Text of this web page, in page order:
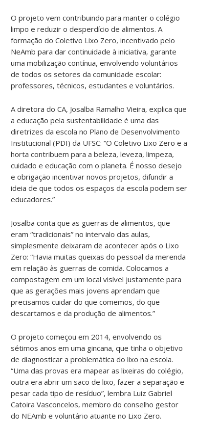
O projeto vem contribuindo para manter o colégio
limpo e reduzir o desperdício de alimentos. A
formação do Coletivo Lixo Zero, incentivado pelo
NeAmb para dar continuidade à iniciativa, garante
uma mobilização contínua, envolvendo voluntários
de todos os setores da comunidade escolar:
professores, técnicos, estudantes e voluntários.
A diretora do CA, Josalba Ramalho Vieira, explica que
a educação pela sustentabilidade é uma das
diretrizes da escola no Plano de Desenvolvimento
Institucional (PDI) da UFSC: “O Coletivo Lixo Zero e a
horta contribuem para a beleza, leveza, limpeza,
cuidado e educação com o planeta. É nosso desejo
e obrigação incentivar novos projetos, difundir a
ideia de que todos os espaços da escola podem ser
educadores.”
Josalba conta que as guerras de alimentos, que
eram “tradicionais” no intervalo das aulas,
simplesmente deixaram de acontecer após o Lixo
Zero: “Havia muitas queixas do pessoal da merenda
em relação às guerras de comida. Colocamos a
compostagem em um local visível justamente para
que as gerações mais jovens aprendam que
precisamos cuidar do que comemos, do que
descartamos e da produção de alimentos.”
O projeto começou em 2014, envolvendo os
sétimos anos em uma gincana, que tinha o objetivo
de diagnosticar a problemática do lixo na escola.
“Uma das provas era mapear as lixeiras do colégio,
outra era abrir um saco de lixo, fazer a separação e
pesar cada tipo de resíduo”, lembra Luiz Gabriel
Catoira Vasconcelos, membro do conselho gestor
do NEAmb e voluntário atuante no Lixo Zero.